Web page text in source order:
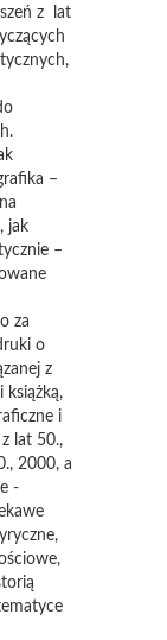
z lat
–
jak
–
za
o
z
książką,
i
lat 50.,
2000, a
-